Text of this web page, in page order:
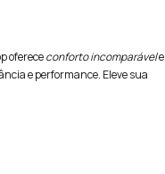
oferececonforto incomparávele
e performance. Eleve sua